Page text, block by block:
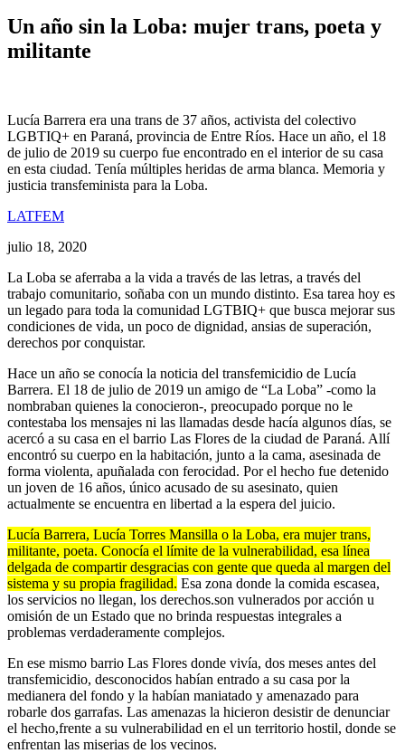
Un año sin la Loba: mujer trans, poeta y
militante
Lucía Barrera era una trans de 37 años, activista del colectivo
LGBTIQ+ en Paraná, provincia de Entre Ríos. Hace un año, el 18
de julio de 2019 su cuerpo fue encontrado en el interior de su casa
en esta ciudad. Tenía múltiples heridas de arma blanca. Memoria y
justicia transfeminista para la Loba.
LATFEM
julio 18, 2020
La Loba se aferraba a la vida a través de las letras, a través del
trabajo comunitario, soñaba con un mundo distinto. Esa tarea hoy es
un legado para toda la comunidad LGTBIQ+ que busca mejorar sus
condiciones de vida, un poco de dignidad, ansias de superación,
derechos por conquistar.
Hace un año se conocía la noticia del transfemicidio de Lucía
Barrera. El 18 de julio de 2019 un amigo de “La Loba” -como la
nombraban quienes la conocieron-, preocupado porque no le
contestaba los mensajes ni las llamadas desde hacía algunos días, se
acercó a su casa en el barrio Las Flores de la ciudad de Paraná. Allí
encontró su cuerpo en la habitación, junto a la cama, asesinada de
forma violenta, apuñalada con ferocidad. Por el hecho fue detenido
un joven de 16 años, único acusado de su asesinato, quien
actualmente se encuentra en libertad a la espera del juicio.
Lucía Barrera, Lucía Torres Mansilla o la Loba, era mujer trans,
militante, poeta. Conocía el límite de la vulnerabilidad, esa línea
delgada de compartir desgracias con gente que queda al margen del
sistema y su propia fragilidad. Esa zona donde la comida escasea,
los servicios no llegan, los derechos.son vulnerados por acción u
omisión de un Estado que no brinda respuestas integrales a
problemas verdaderamente complejos.
En ese mismo barrio Las Flores donde vivía, dos meses antes del
transfemicidio, desconocidos habían entrado a su casa por la
medianera del fondo y la habían maniatado y amenazado para
robarle dos garrafas. Las amenazas la hicieron desistir de denunciar
el hecho,frente a su vulnerabilidad en el un territorio hostil, donde se
enfrentan las miserias de los vecinos.